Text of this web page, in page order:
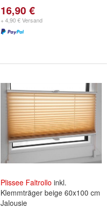
16,90 €
+ 4,90 € Versand
Plissee Faltrollo inkl.
Klemmträger beige 60x100 cm
Jalousie